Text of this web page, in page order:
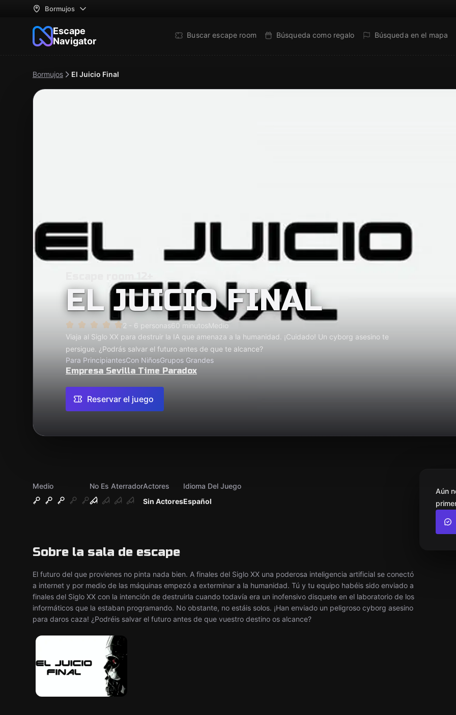
Bormujos
Escape
Navigator
Buscar escape room Búsqueda como regalo Búsqueda en el mapa
Bormujos El Juicio Final
EL JUICIO FINAL
2 - 6 personas60 minutosMedio
Viaja al Siglo XX para destruir la IA que amenaza a la humanidad. ¡Cuidado! Un cyborg asesino te
persigue. ¿Podrás salvar el futuro antes de que te alcance?
Para PrincipiantesCon NiñosGrupos Grandes
Empresa Sevilla Time Paradox
Reservar el juego
Medio
No Es Aterrador
Sin Actores
Actores
Español
Idioma Del Juego
Sobre la sala de escape
El futuro del que provienes no pinta nada bien. A finales del Siglo XX una poderosa inteligencia artificial se conectó
a internet y por medio de las máquinas empezó a exterminar a la humanidad. Tú y tu equipo habéis sido enviado a
finales del Siglo XX con la intención de destruirla cuando todavía era un inofensivo disquete en el laboratorio de los
informáticos que la estaban programando. No obstante, no estáis solos. ¡Han enviado un peligroso cyborg asesino
para daros caza! ¿Podréis salvar el futuro antes de que vuestro destino os alcance?
Aún